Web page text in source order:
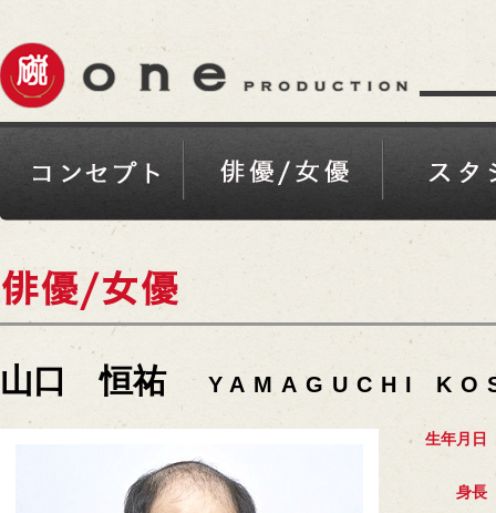
山口 恒祐 YAMAGUCHI
生年月日
身長